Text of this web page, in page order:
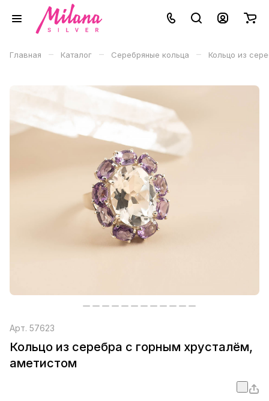
Главная – Каталог – Серебряные кольца – Кольцо из
Арт. 57623
Кольцо из серебра с горным хрусталём,
аметистом